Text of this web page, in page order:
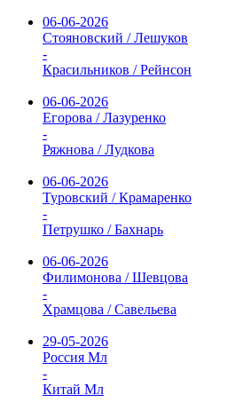
06-06-2026
Стояновский / Лешуков
-
Красильников / Рейнсон
06-06-2026
Егорова / Лазуренко
-
Ряжнова / Лудкова
06-06-2026
Туровский / Крамаренко
-
Петрушко / Бахнарь
06-06-2026
Филимонова / Шевцова
-
Храмцова / Савельева
29-05-2026
Россия Мл
-
Китай Мл